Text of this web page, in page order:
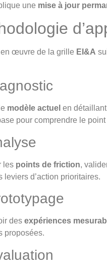
une mise à jour
en œuvre de la grille EI&A
modèle actuel en
pour comprendre le point
les points de friction,
leviers d’action prioritaires.
des expériences
proposées.